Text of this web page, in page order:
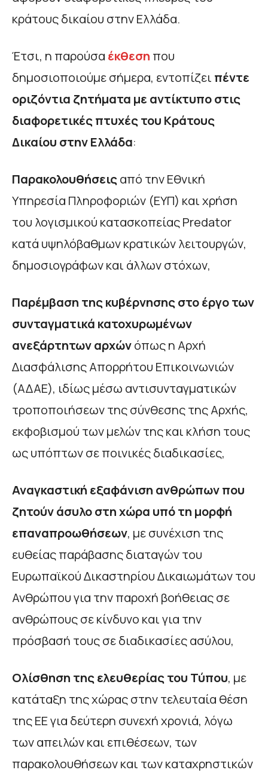
κράτους δικαίου στην Ελλάδα.
Έτσι, η παρούσα έκθεση που
δημοσιοποιούμε σήμερα, εντοπίζει πέντε
οριζόντια ζητήματα με αντίκτυπο στις
διαφορετικές πτυχές του Κράτους
Δικαίου στην Ελλάδα:
Παρακολουθήσειςαπό την Εθνική
Υπηρεσία Πληροφοριών (ΕΥΠ) και χρήση
του λογισμικού κατασκοπείας Predator
κατά υψηλόβαθμων κρατικών λειτουργών,
δημοσιογράφων και άλλων στόχων,
Παρέμβαση της κυβέρνησης στο έργο των
συνταγματικά κατοχυρωμένων
ανεξάρτητων αρχώνόπως η Αρχή
Διασφάλισης Απορρήτου Επικοινωνιών
(ΑΔΑΕ), ιδίως μέσω αντισυνταγματικών
τροποποιήσεων της σύνθεσης της Αρχής,
εκφοβισμού των μελών της και κλήση τους
ως υπόπτων σε ποινικές διαδικασίες,
Αναγκαστική εξαφάνιση ανθρώπων που
ζητούν άσυλο στη χώρα υπό τη μορφή
επαναπροωθήσεων, με συνέχιση της
ευθείας παράβασης διαταγών του
Ευρωπαϊκού Δικαστηρίου Δικαιωμάτων του
Ανθρώπου για την παροχή βοήθειας σε
ανθρώπους σε κίνδυνο και για την
πρόσβασή τους σε διαδικασίες ασύλου,
Ολίσθηση της ελευθερίας του Τύπου, με
κατάταξη της χώρας στην τελευταία θέση
της ΕΕ για δεύτερη συνεχή χρονιά, λόγω
των απειλών και επιθέσεων, των
παρακολουθήσεων και των καταχρηστικών